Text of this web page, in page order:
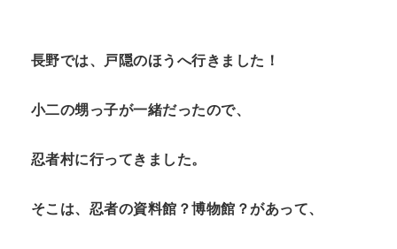
長野では、戸隠のほうへ行きました！
小二の甥っ子が一緒だったので、
忍者村に行ってきました。
そこは、忍者の資料館？博物館？があって、